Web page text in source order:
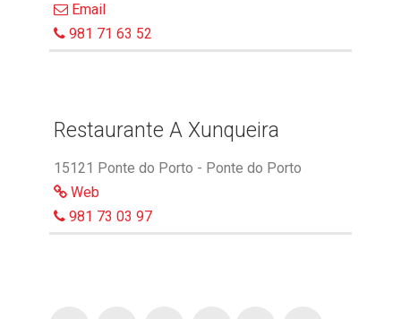
Email
981 71 63 52
Restaurante A Xunqueira
15121 Ponte do Porto - Ponte do Porto
Web
981 73 03 97